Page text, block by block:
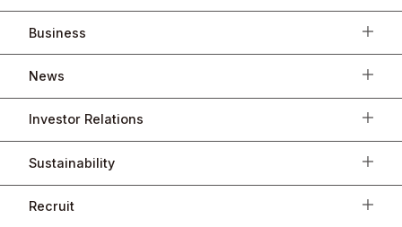
Business
News
Investor Relations
Sustainability
Recruit